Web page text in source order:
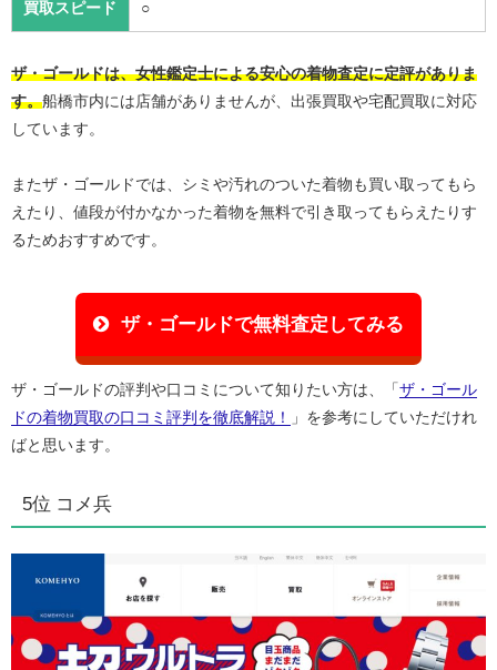
買取スピード ○
ザ・ゴールドは、女性鑑定士による安心の着物査定に定評がありま
す。船橋市内には店舗がありませんが、出張買取や宅配買取に対応
しています。
またザ・ゴールドでは、シミや汚れのついた着物も買い取ってもら
えたり、値段が付かなかった着物を無料で引き取ってもらえたりす
るためおすすめです。
ザ・ゴールドで無料査定してみる
ザ・ゴールドの評判や口コミについて知りたい方は、「ザ・ゴール
ドの着物買取の口コミ評判を徹底解説！
」を参考にしていただけれ
ばと思います。
5位 コメ兵